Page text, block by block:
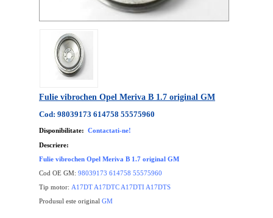
Fulie vibrochen Opel Meriva B 1.7 original GM
Cod: 98039173 614758 55575960
Disponibilitate: Contactati-ne!
Descriere:
Fulie vibrochen Opel Meriva B 1.7 original GM
Cod OE GM: 98039173 614758 55575960
Tip motor: A17DT A17DTC A17DTI A17DTS
Produsul este original GM